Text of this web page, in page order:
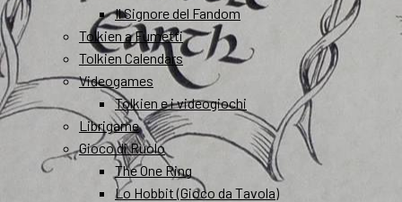
Il Signore del Fandom
Tolkien a Fumetti
Tolkien Calendars
Videogames
Tolkien e i videogiochi
Librigame
Gioco di Ruolo
The One Ring
Lo Hobbit (Gioco da Tavola)